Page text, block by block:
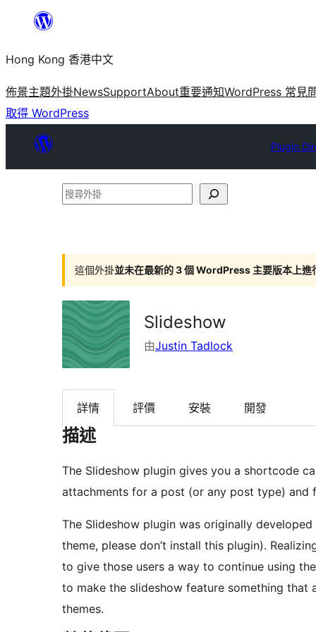
主
要
內
容
Hong Kong 香港中文
佈景主題外掛NewsSupportAbout重要通知WordPress 常見
取得 WordPress
Plugin
搜
掛
這個外掛並未在最新的 3 個 WordPress 主要版本上進
Slideshow
由Justin Tadlock
詳情 評價 安裝 開發
描述
The Slideshow plugin gives you a shortcode
attachments for a post (or any post type) and
The Slideshow plugin was originally
theme, please don’t install this plugin). Realizing that users sometimes switch themes, we wanted
to give those users a way to continue using their
to make the slideshow feature something that
themes.